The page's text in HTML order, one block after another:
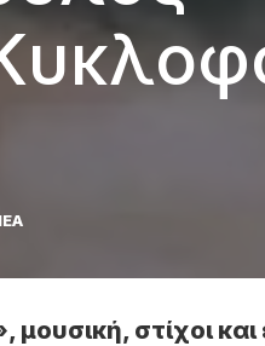
στίχοι και